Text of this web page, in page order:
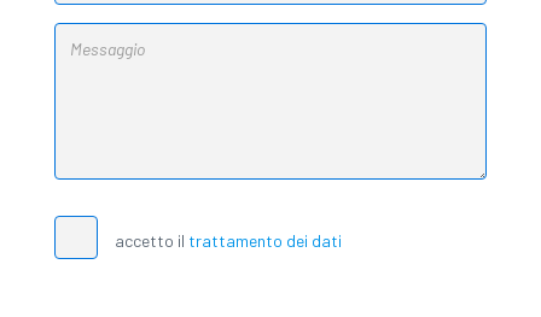
accetto il trattamento dei dati